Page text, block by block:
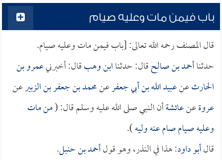
باب فيمن مات وعليه صيام
قال المصنف رحمه الله تعالى: [باب فيمن مات وعليه صيام.
حدثناأحمد بن صالحقال: حدثناابن وهبقال: أخبرنيعمرو بن
الحارثعنعبيد الله بن أبي جعفرعنمحمد بن جعفر بن الزبيرعن
عروةعنعائشةأن النبي صلى الله عليه وسلم قال: (من مات
وعليه صيام صام عنه وليه).
قالأبو داود: هذا في النذر، وهو قولأحمد بن حنبل.